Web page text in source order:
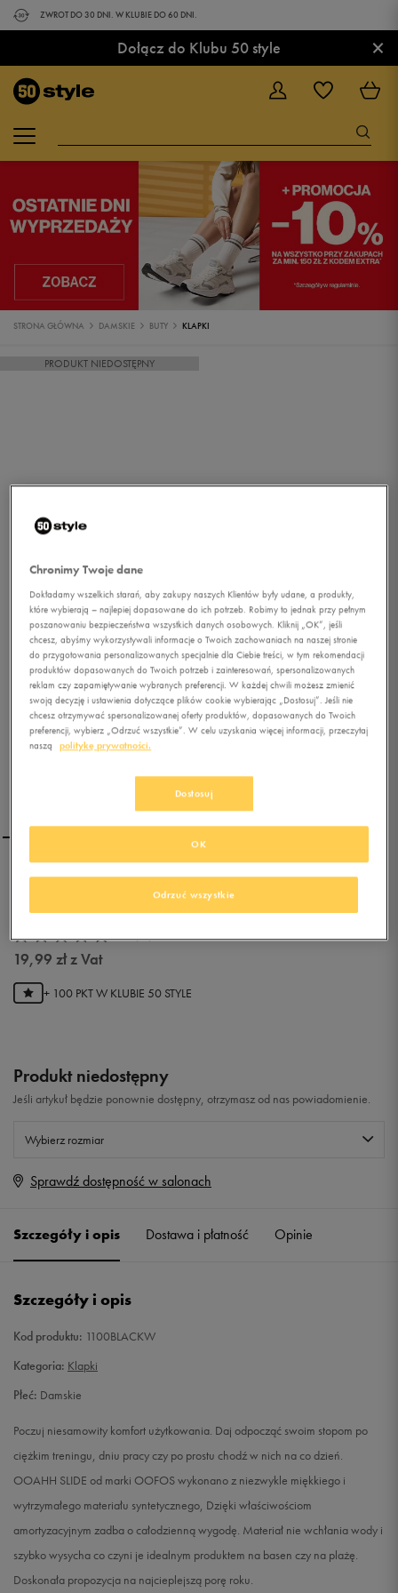
ZWROT DO 30 DNI. W KLUBIE DO 60 DNI.
Dołącz do Klubu 50 style ×
STRONA GŁÓWNA DAMSKIE BUTY KLAPKI
PRODUKT NIEDOSTĘPNY
1/4
OOFOS OOAHH SLIDE
0.0(0)
19,99 złz Vat
+ 100 PKT W KLUBIE 50 STYLE
Produkt niedostępny
Jeśli artykuł będzie ponownie dostępny, otrzymasz od nas powiadomienie.
Wybierz rozmiar
Rozmiary EU
39 25 cm
Sprawdź dostępność w salonach
Szczegóły i opis Dostawa i płatność Opinie
Szczegóły i opis
Kod produktu: 1100BLACKW
Kategoria: Klapki
Płeć: Damskie
Poczuj niesamowity komfort użytkowania. Daj odpocząć swoim stopom po
ciężkim treningu, dniu pracy czy po prostu chodź w nich na co dzień.
OOAHH SLIDE od marki OOFOS wykonano z niezwykle miękkiego i
wytrzymałego materiału syntetycznego, Dzięki właściwościom
amortyzacyjnym zadba o całodzienną wygodę. Materiał nie wchłania wody i
szybko wysycha co czyni je idealnym produktem na basen czy na plażę.
Doskonała propozycja na najcieplejszą porę roku.
Chronimy Twoje dane
Dokładamy wszelkich starań, aby zakupy naszych Klientów były udane, a produkty,
które wybierają – najlepiej dopasowane do ich potrzeb. Robimy to jednak przy pełnym
poszanowaniu bezpieczeństwa wszystkich danych osobowych. Kliknij „OK”, jeśli
chcesz, abyśmy wykorzystywali informacje o Twoich zachowaniach na naszej stronie
do przygotowania personalizowanych specjalnie dla Ciebie treści, w tym rekomendacji
produktów dopasowanych do Twoich potrzeb i zainteresowań, spersonalizowanych
reklam czy zapamiętywanie wybranych preferencji. W każdej chwili możesz zmienić
swoją decyzję i ustawienia dotyczące plików cookie wybierając „Dostosuj”. Jeśli nie
chcesz otrzymywać spersonalizowanej oferty produktów, dopasowanych do Twoich
preferencji, wybierz „Odrzuć wszystkie”. W celu uzyskania więcej informacji, przeczytaj
naszą
politykę prywatności.
Dostosuj
Odrzuć wszystkie
OK